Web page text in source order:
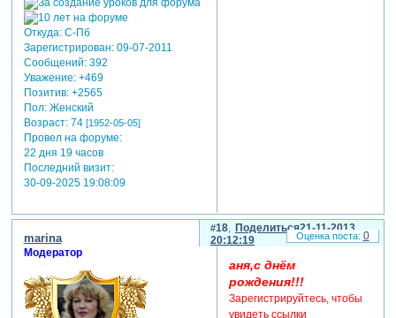
Откуда:С-Пб
Зарегистрирован: 09-07-2011
Сообщений:392
Уважение: +469
Позитив: +2565
Пол:Женский
Возраст:74 [1952-05-05]
Провел на форуме:
22 дня 19 часов
Последний визит:
30-09-2025 19:08:09
Поделиться
18
21-11-2013
20:12:19
marina
Модератор
аня,с днём
рождения!!!
Зарегистрируйтесь, чтобы
увидеть ссылки
0